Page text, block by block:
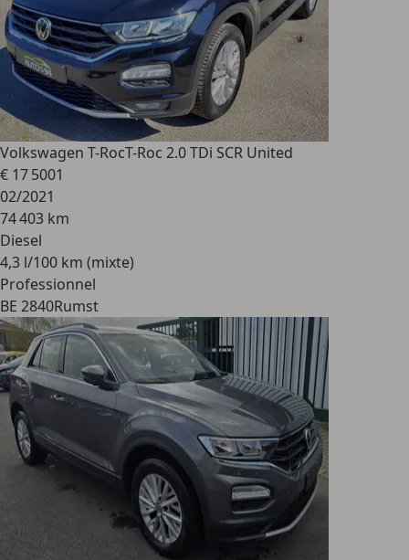
Volkswagen T-RocT-Roc 2.0 TDi SCR United
€ 17 5001
02/2021
74 403 km
Diesel
4,3 l/100 km (mixte)
Professionnel
BE 2840Rumst